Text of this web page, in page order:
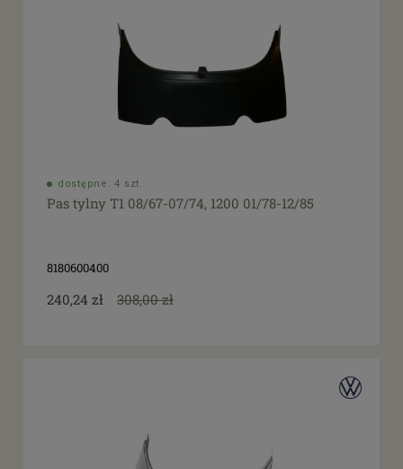
dostępne: 4 szt.
Pas tylny T1 08/67-07/74, 1200 01/78-12/85
8180600400
240,24 zł 308,00 zł